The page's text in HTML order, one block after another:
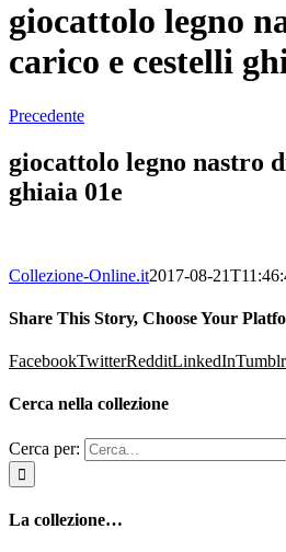
giocattolo legno
carico e cestelli
Precedente
giocattolo legno nastro
ghiaia 01e
Collezione-Online.it2017-08-
Share This Story, Choose Your
FacebookTwitterRedditLinkedInTumblr
Cerca nella collezione
Cerca per:
La collezione…